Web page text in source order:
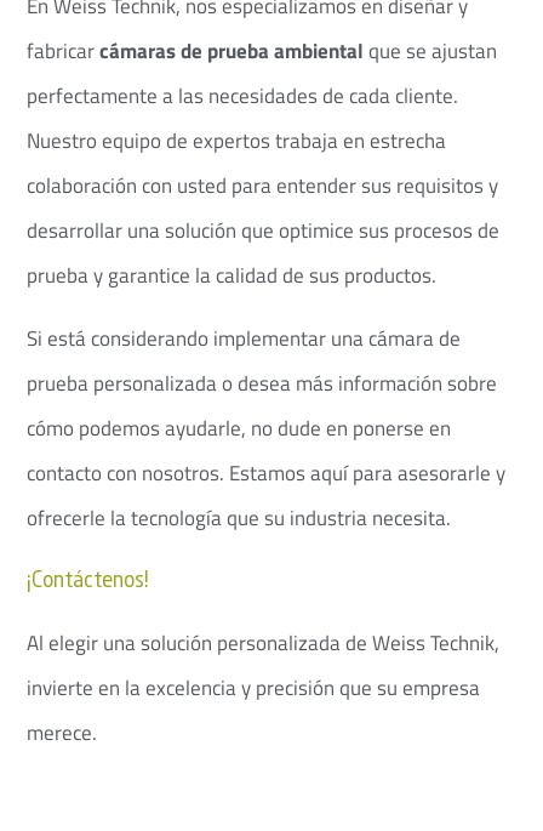
En Weiss Technik, nos especializamos en diseñar y
fabricarcámaras de prueba ambientalque se ajustan
perfectamente a las necesidades de cada cliente.
Nuestro equipo de expertos trabaja en estrecha
colaboración con usted para entender sus requisitos y
desarrollar una solución que optimice sus procesos de
prueba y garantice la calidad de sus productos.​
Si está considerando implementar una cámara de
prueba personalizada o desea más información sobre
cómo podemos ayudarle, no dude en ponerse en
contacto con nosotros. Estamos aquí para asesorarle y
ofrecerle la tecnología que su industria necesita.
¡Contáctenos!
Al elegir una solución personalizada de Weiss Technik,
invierte en la excelencia y precisión que su empresa
merece.